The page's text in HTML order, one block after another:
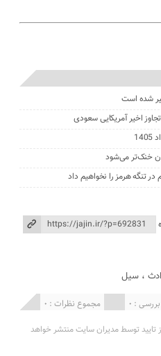
شده است
اخیر آمریکایی سعودی
خنک‌تر می‌شود
تنگه هرمز را نخواهیم داد
،سیل
مجموع نظرات : 0 : 0
توسط مدیران سایت منتشر خواهد